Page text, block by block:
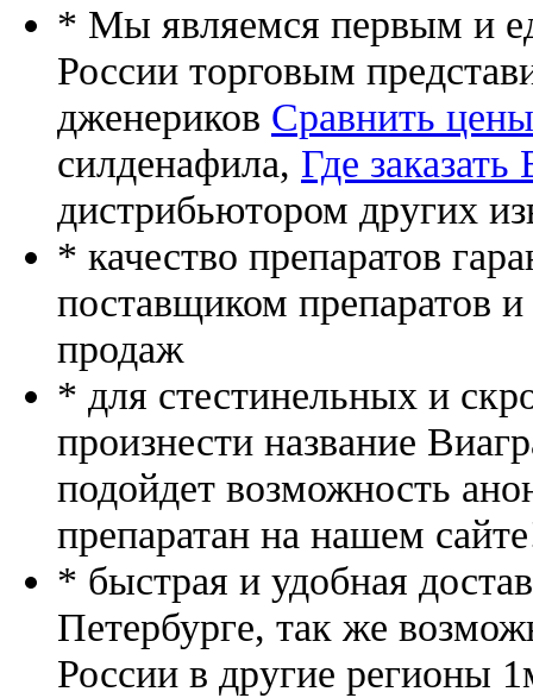
* Мы являемся первым и
России торговым
дженериков Сравнить
силденафила, Где
дистрибьютором других
* качество препаратов
поставщиком препаратов
продаж
* для стестинельных и
произнести название
подойдет возможность
препаратан на нашем
* быстрая и удобная
Петербурге, так же
России в другие регионы